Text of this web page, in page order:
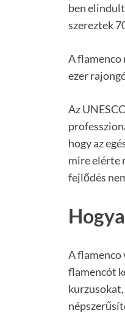
ben
szereztek
A flamenco
ezer
Az
hogy az
mire elérte
fejlődés
A flamenco
flamencót